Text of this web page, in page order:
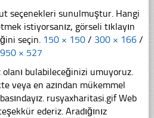
seçenekleri sunulmuştur. Hangi
istiyorsanız, görseli tıklayın
seçin. 150 × 150 / 300 × 166 /
950 × 527
olanı bulabileceğinizi umuyoruz.
veya en azından mükemmel
rusyaxharitasi.gif Web
ederiz. Aradığınız